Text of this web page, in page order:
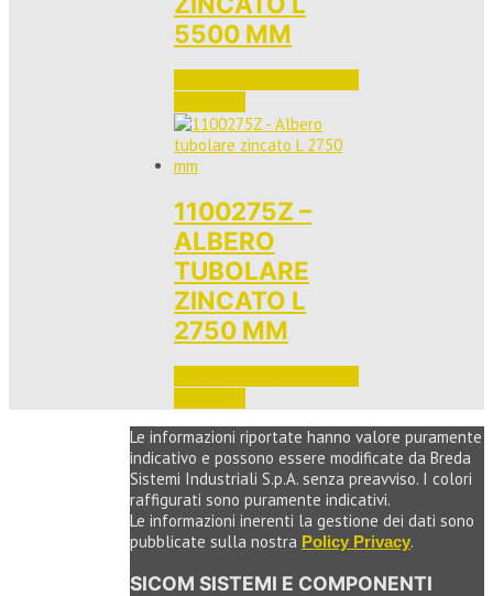
5500 MM
1100275Z –
ALBERO
TUBOLARE
ZINCATO L
2750 MM
Le informazioni riportate hanno valore puramente
indicativo e possono essere modificate da Breda
Sistemi Industriali S.p.A. senza preavviso. I colori
raffigurati sono puramente indicativi.
Le informazioni inerenti la gestione dei dati sono
pubblicate sulla nostra Policy Privacy.
SICOM SISTEMI E COMPONENTI